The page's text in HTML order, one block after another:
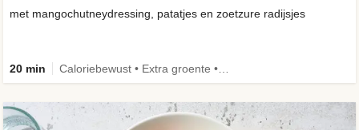
met mangochutneydressing, patatjes en zoetzure radijsjes
20 min